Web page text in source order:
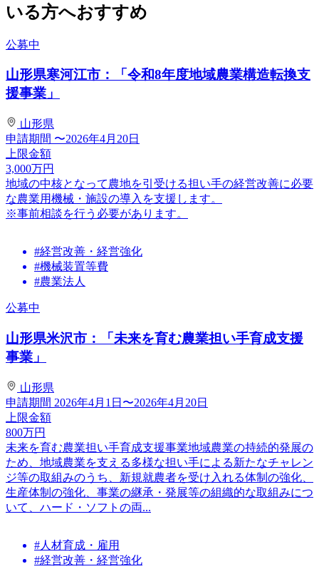
いる方へおすすめ
公募中
山形県寒河江市：「令和8年度地域農業構造転換支
援事業」
山形県
申請期間 〜2026年4月20日
上限金額
3,000万円
地域の中核となって農地を引受ける担い⼿の経営改善に必要
な農業⽤機械・施設の導⼊を⽀援します。
※事前相談を行う必要があります。
#経営改善・経営強化
#機械装置等費
#農業法人
公募中
山形県米沢市：「未来を育む農業担い手育成支援
事業」
山形県
申請期間 2026年4月1日〜2026年4月20日
上限金額
800万円
未来を育む農業担い手育成支援事業地域農業の持続的発展の
ため、地域農業を支える多様な担い手による新たなチャレン
ジ等の取組みのうち、新規就農者を受け入れる体制の強化、
生産体制の強化、事業の継承・発展等の組織的な取組みにつ
いて、ハード・ソフトの両...
#人材育成・雇用
#経営改善・経営強化